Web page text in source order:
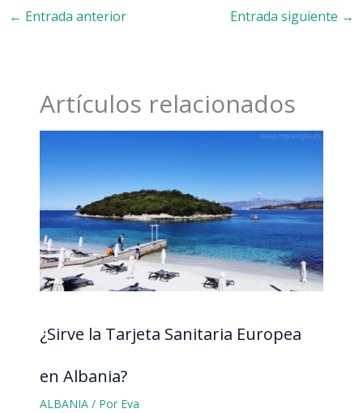
← Entrada anterior Entrada siguiente →
Artículos relacionados
¿Sirve la Tarjeta Sanitaria Europea
en Albania?
ALBANIA/ Por Eva